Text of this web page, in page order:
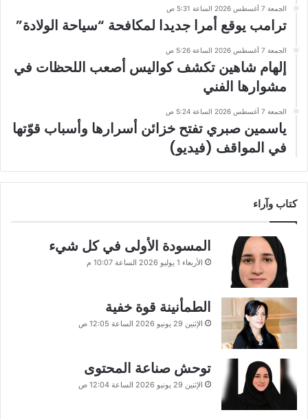
الجمعة 7 أغسطس 2026 الساعة 5:31 ص
ترامب يوقع أمرا جديدا لمكافحة “سياحة الولادة”
الجمعة 7 أغسطس 2026 الساعة 5:26 ص
إلهام شاهين تكشف كواليس أصعب اللحظات في
مشوارها الفني
الجمعة 7 أغسطس 2026 الساعة 5:24 ص
ياسمين صبري تفتح خزائن أسرارها وأسباب قوّتها
في المواقف (فيديو)
كتاب وآراء
المسودة الأولى في كل شيء
الأربعاء 1 يوليو 2026 الساعة 10:07 م
الطمأنينة قوة خفية
الإثنين 29 يونيو 2026 الساعة 12:05 ص
توحش صناعة المحتوى
الإثنين 29 يونيو 2026 الساعة 12:04 ص